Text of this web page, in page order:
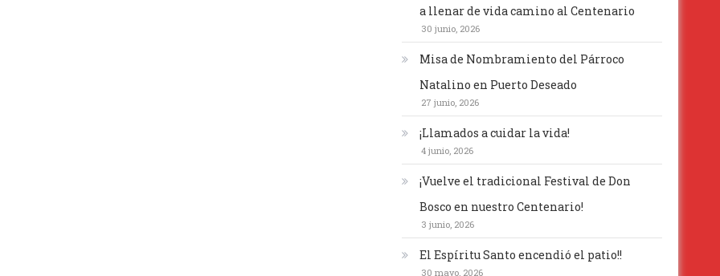
a llenar de vida camino al Centenario
30 junio, 2026
Misa de Nombramiento del Párroco
Natalino en Puerto Deseado
27 junio, 2026
¡Llamados a cuidar la vida!
4 junio, 2026
¡Vuelve el tradicional Festival de Don
Bosco en nuestro Centenario!
3 junio, 2026
El Espíritu Santo encendió el patio!!
30 mayo, 2026